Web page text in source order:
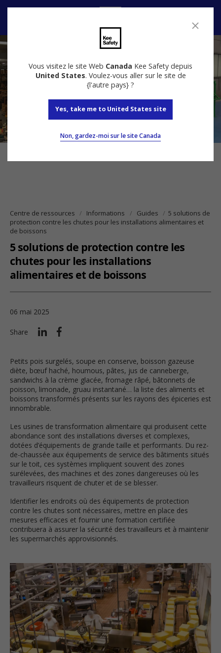
Vous visitez le site Web Canada Kee Safety depuis
United States. Voulez-vous aller sur le site de
{l'autre pays} ?
Yes, take me to United States site
Non, gardez-moi sur le site Canada
Centre de ressources Informations Guides
5 solutions de
protection contre les chutes pour les installations alimentaires et
de boissons
5 solutions de protection contre les
chutes pour les installations
alimentaires et de boissons
06 mai 2025
Share
Petits pois surgelés, soupe en conserve, boisson gazeuse
diète, bœuf haché, houmous, pâtes, jus de canneberge,
sandwichs à la crème glacée, fromage râpé, bâtonnets de
poisson, limonade, gruau instantané… la liste des aliments et
boissons transformés présents sur les rayons des épiceries est
innombrable.
Les usines de transformation alimentaire qui produisent cette
abondance sont des installations diverses et complexes,
dotées d’équipements de grande taille et performants. Du rez-
de-chaussée aux équipements de service des bâtiments situés
sur le toit, ces systèmes impliquent souvent des zones
surélevées, des machines et des zones dangereuses où les
travailleurs risquent de chuter et de se blesser.
Identifier les endroits où des équipements de protection
contre les chutes sont nécessaires, mettre en place des
mesures efficaces et fournir une formation certifiée
contribuera à assurer la sécurité des travailleurs et à maintenir
les supermarchés approvisionnés.